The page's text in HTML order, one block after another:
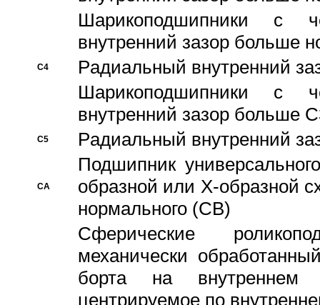
Шарикоподшипники с
внутренний зазор больше
C4
Pадиальный внутренний
Шарикоподшипники с
внутренний зазор больше
C5 Pадиальный внутренний
CA
Подшипник
образной или Х-образной
нормального (CB)
Сферические
механически
борта на внутреннем
центрируемое по